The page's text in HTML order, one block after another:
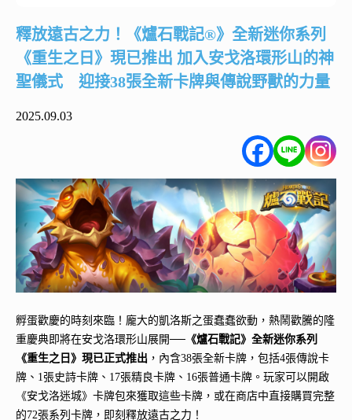
釋放遠古之力！《爐石戰記®》全新迷你系列
《重生之日》現已推出 加入安戈洛環形山的神
聖儀式 迎接38張全新卡牌與傳說野獸的力量
2025.09.03
孵蛋歡慶的時刻來臨！龐大的凱洛斯之蛋蠢蠢欲動，熱鬧歡騰的隆
重慶典即將在安戈洛環形山展開── 《爐石戰記》全新迷你系列
《重生之日》現已正式推出 ，內含38張全新卡牌，包括4張傳說卡
牌、1張史詩卡牌、17張精良卡牌、16張普通卡牌。玩家可以開啟
《安戈洛迷城》卡牌包來獲取這些卡牌，或在商店中直接購買完整
的72張系列卡牌，即刻釋放遠古之力！